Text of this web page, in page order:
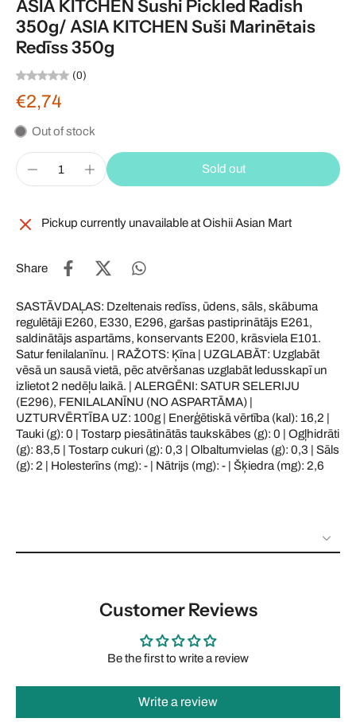
ASIA KITCHEN Sushi Pickled Radish
350g/ ASIA KITCHEN Suši Marinētais
Redīss 350g
(0)
€2,74
Out of stock
Sold out
Pickup currently unavailable atOishii Asian Mart
Share
SASTĀVDAĻAS: Dzeltenais redīss, ūdens, sāls, skābuma
regulētāji E260, E330, E296, garšas pastiprinātājs E261,
saldinātājs aspartāms, konservants E200, krāsviela E101.
Satur fenilalanīnu. | RAŽOTS: Ķīna | UZGLABĀT: Uzglabāt
vēsā un sausā vietā, pēc atvēršanas uzglabāt ledusskapī un
izlietot 2 nedēļu laikā. | ALERGĒNI: SATUR SELERIJU
(E296), FENILALANĪNU (NO ASPARTĀMA) |
UZTURVĒRTĪBA UZ: 100g | Enerģētiskā vērtība (kal): 16,2 |
Tauki (g): 0 | Tostarp piesātinātās taukskābes (g): 0 | Ogļhidrāti
(g): 83,5 | Tostarp cukuri (g): 0,3 | Olbaltumvielas (g): 0,3 | Sāls
(g): 2 | Holesterīns (mg): - | Nātrijs (mg): - | Šķiedra (mg): 2,6
Customer Reviews
Be the first to write a review
Write a review